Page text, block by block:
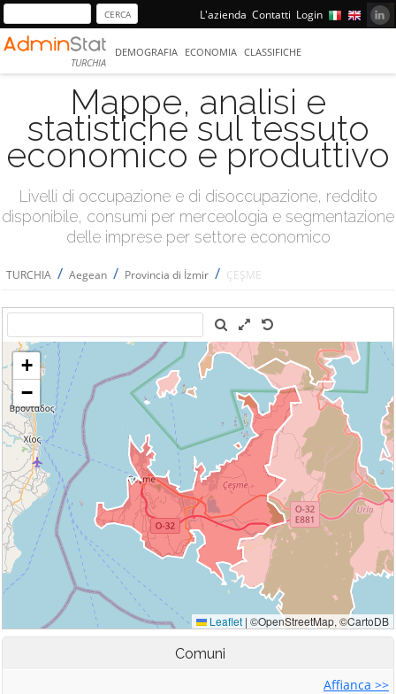
L'azienda Contatti Login
TURCHIA
DEMOGRAFIA ECONOMIA CLASSIFICHE
Mappe, analisi e
statistiche sul tessuto
economico e produttivo
Livelli di occupazione e di disoccupazione, reddito
disponibile, consumi per merceologia e segmentazione
delle imprese per settore economico
TURCHIA / Aegean / Provincia di İzmir / ÇEŞME
Comuni
Affianca >>